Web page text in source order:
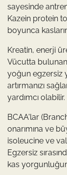
sayesinde
Kazein protein
boyunca
Kreatin, enerji
Vücutta
yoğun egzersiz
artırmanızı
yardımcı olabilir.
BCAA'lar
onarımına ve
isoleucine ve
Egzersiz
kas